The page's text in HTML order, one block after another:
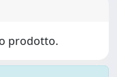
prodotto.